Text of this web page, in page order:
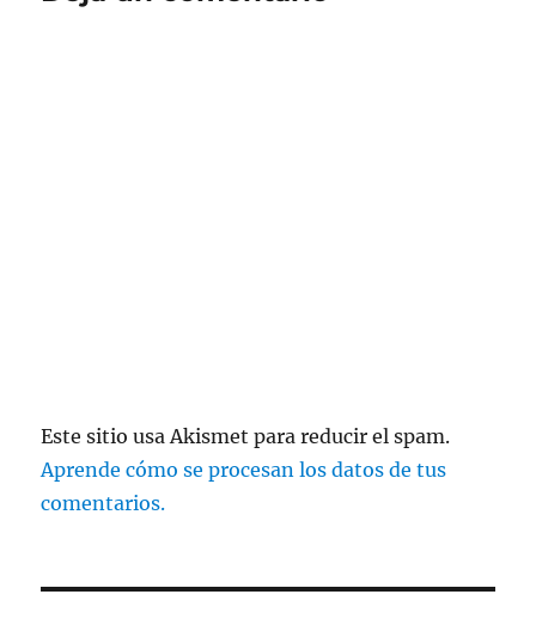
Este sitio usa Akismet para reducir el spam.
Aprende cómo se procesan los datos de tus
comentarios.